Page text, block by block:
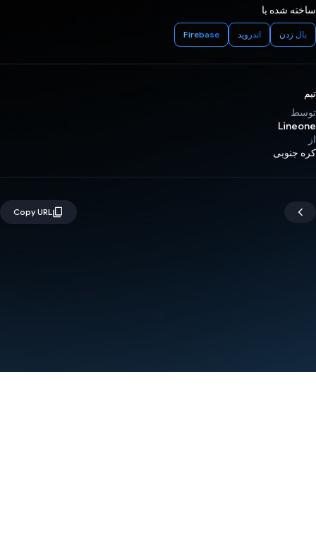
ساخته شده با
بال زدن اندروید Firebase
تیم
توسط
Lineone
از
کره جنوبی